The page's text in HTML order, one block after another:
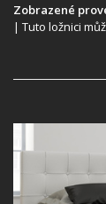
Zobrazené
| Tuto ložnici